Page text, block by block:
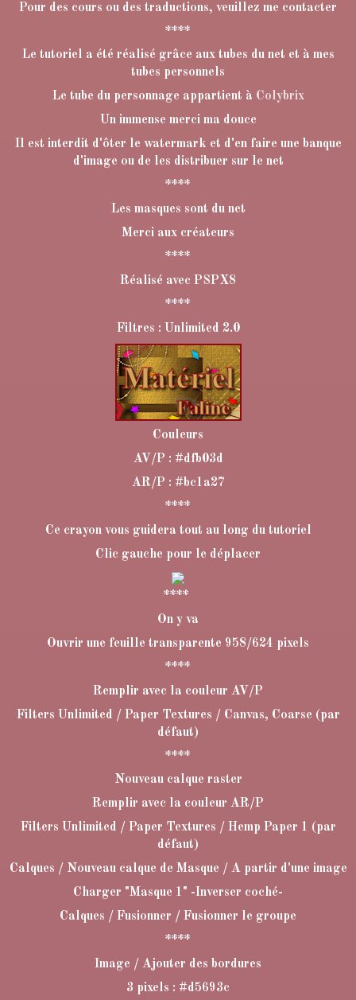
Pour des cours ou des traductions, veuillez me contacter
****
Le tutoriel a été réalisé grâce aux tubes du net et à mes
tubes personnels
Le tube du personnage appartient à Colybrix
Un immense merci ma douce
Il est interdit d'ôter le watermark et d'en faire une banque
d'image ou de les distribuer sur le net
****
Les masques sont du net
Merci aux créateurs
****
Réalisé avec PSPX8
****
Filtres : Unlimited 2.0
Couleurs
AV/P : #dfb03d
AR/P : #bc1a27
****
Ce crayon vous guidera tout au long du tutoriel
Clic gauche pour le déplacer
****
On y va
Ouvrir une feuille transparente 958/624 pixels
****
Remplir avec la couleur AV/P
Filters Unlimited / Paper Textures / Canvas, Coarse (par
défaut)
****
Nouveau calque raster
Remplir avec la couleur AR/P
Filters Unlimited / Paper Textures / Hemp Paper 1 (par
défaut)
Calques / Nouveau calque de Masque / A partir d'une image
Charger "Masque 1" -Inverser coché-
Calques / Fusionner / Fusionner le groupe
****
Image / Ajouter des bordures
3 pixels : #d5693c